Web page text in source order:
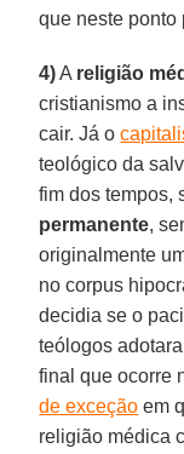
que neste ponto
4)A religião
cristianismo a
cair. Já o
teológico da
fim dos tempos,
permanente,
originalmente
no corpus
decidia se o
teólogos
final que ocorre
de exceção em
religião médica